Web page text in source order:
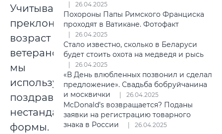
Учитывая
преклонный
возраст
ветеранов,
мы
используем
поздравления
нестандартной
формы.
26.04.2025
Похороны Папы Римского Франциска
проходят в Ватикане. Фотофакт
26.04.2025
Стало известно, сколько в Беларуси
будет стоить охота на медведя и рысь
26.04.2025
«В День влюбленных позвонил и сделал
предложение». Свадьба бобруйчанина
и москвички
26.04.2025
McDonald’s возвращается? Поданы
заявки на регистрацию товарного
знака в России
26.04.2025